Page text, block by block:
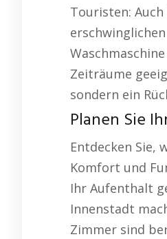
Touristen:
Zeiträume
sondern ein
Planen Sie
Entdecken Sie,
Komfort und
Ihr Aufenthalt
Innenstadt
Zimmer sind